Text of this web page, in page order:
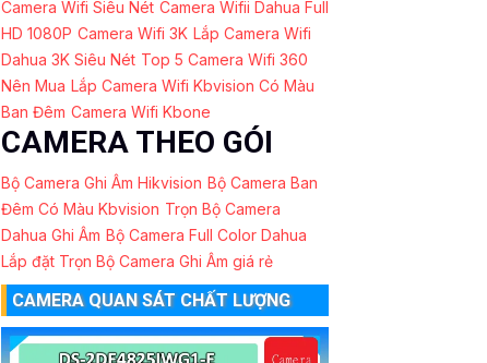
Camera Wifi Siêu Nét Camera Wifii Dahua Full
HD 1080P Camera Wifi 3K Lắp Camera Wifi
Dahua 3K Siêu Nét Top 5 Camera Wifi 360
Nên Mua Lắp Camera Wifi Kbvision Có Màu
Ban Đêm Camera Wifi Kbone
CAMERA THEO GÓI
Bộ Camera Ghi Âm Hikvision Bộ Camera Ban
Đêm Có Màu Kbvision Trọn Bộ Camera
Dahua Ghi Âm Bộ Camera Full Color Dahua
Lắp đặt Trọn Bộ Camera Ghi Âm giá rẻ
CAMERA QUAN SÁT CHẤT LƯỢNG